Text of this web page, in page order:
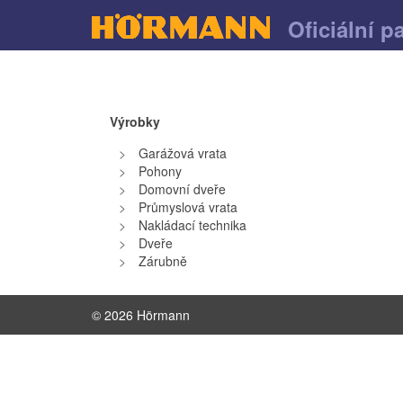
Oficiální
Výrobky
Garážová vrata
Pohony
Domovní dveře
Průmyslová vrata
Nakládací technika
Dveře
Zárubně
© 2026 Hörmann